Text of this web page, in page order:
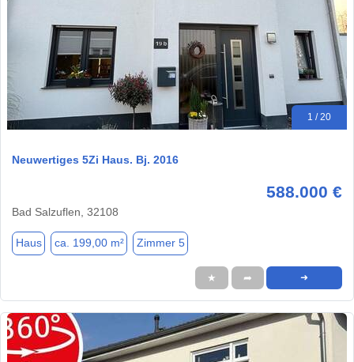
1 / 20
Neuwertiges 5Zi Haus. Bj. 2016
588.000 €
Bad Salzuflen, 32108
Haus ca. 199,00 m² Zimmer 5
★ ➦ ➜